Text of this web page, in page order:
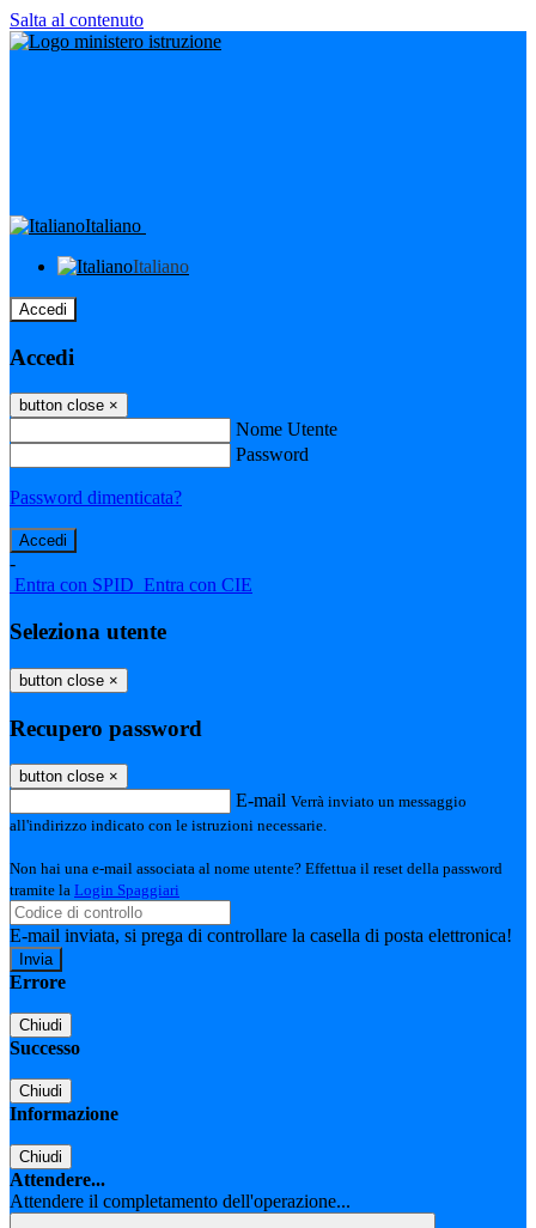
Salta al contenuto
Italiano
Italiano
Accedi
Accedi
button close ×
Nome Utente
Password
Password dimenticata?
-
Entra con SPID Entra con CIE
Seleziona utente
button close ×
Recupero password
button close ×
E-mail Verrà inviato un messaggio
all'indirizzo indicato con le istruzioni necessarie.
Non hai una e-mail associata al nome utente? Effettua il reset della password
tramite la Login Spaggiari
E-mail inviata, si prega di controllare la casella di posta elettronica!
Errore
Chiudi
Successo
Chiudi
Informazione
Chiudi
Attendere...
Attendere il completamento dell'operazione...